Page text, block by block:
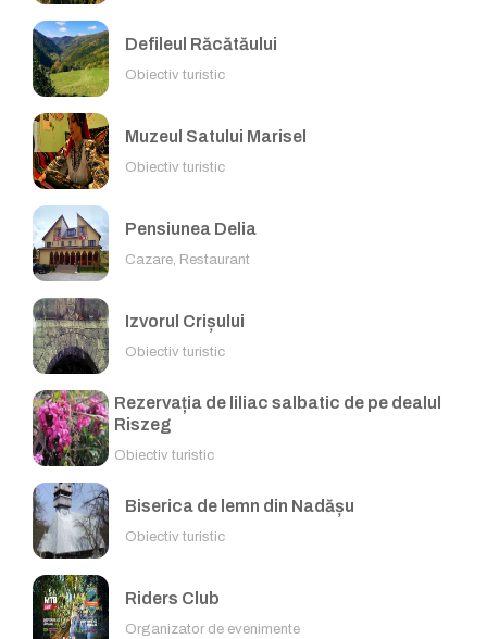
Defileul Răcătăului
Obiectiv turistic
Muzeul Satului Marisel
Obiectiv turistic
Pensiunea Delia
Cazare, Restaurant
Izvorul Crișului
Obiectiv turistic
Rezervația de liliac salbatic de pe dealul
Riszeg
Obiectiv turistic
Biserica de lemn din Nadășu
Obiectiv turistic
Riders Club
Organizator de evenimente